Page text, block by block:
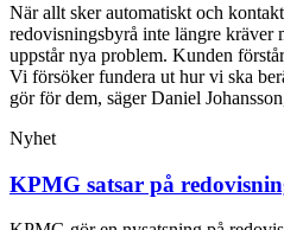
När allt sker automatiskt och
redovisningsbyrå inte längre kräver
uppstår nya problem. Kunden
Vi försöker fundera ut hur vi ska
gör för dem, säger Daniel
Nyhet
KPMG satsar på